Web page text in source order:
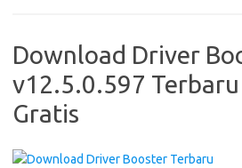
Download Driver
v12.5.0.597
Gratis